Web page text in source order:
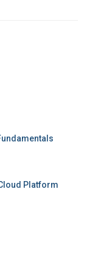
Platform